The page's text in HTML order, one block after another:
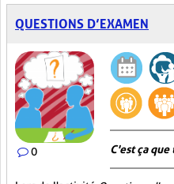
QUESTIONS D’EXAMEN
0 C'est ça